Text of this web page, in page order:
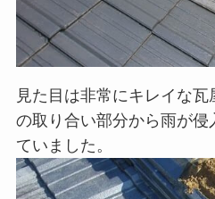
見た目は非常にキレイな
の取り合い部分から雨が侵
ていました。